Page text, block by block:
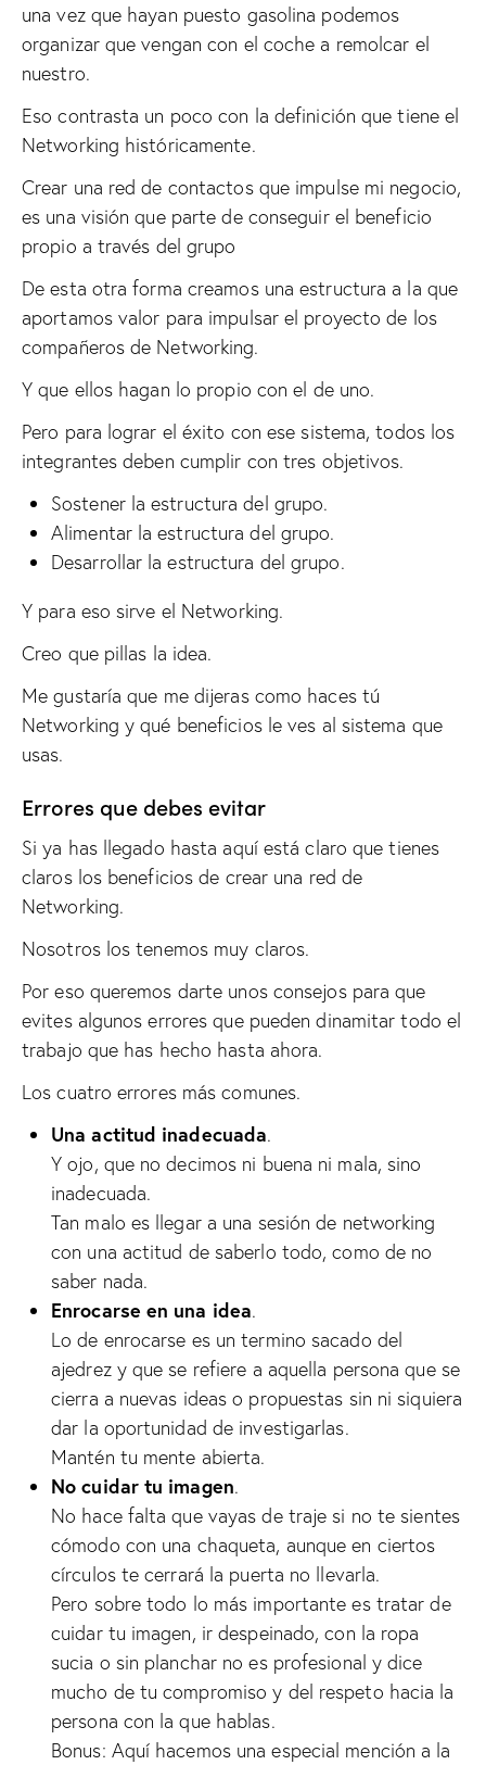
una vez que hayan puesto gasolina podemos
organizar que vengan con el coche a remolcar el
nuestro.
Eso contrasta un poco con la definición que tiene el
Networking históricamente.
Crear una red de contactos que impulse mi negocio,
es una visión que parte de conseguir el beneficio
propio a través del grupo
De esta otra forma creamos una estructura a la que
aportamos valor para impulsar el proyecto de los
compañeros de Networking.
Y que ellos hagan lo propio con el de uno.
Pero para lograr el éxito con ese sistema, todos los
integrantes deben cumplir con tres objetivos.
Sostener la estructura del grupo.
Alimentar la estructura del grupo.
Desarrollar la estructura del grupo.
Y para eso sirve el Networking.
Creo que pillas la idea.
Me gustaría que me dijeras como haces tú
Networking y qué beneficios le ves al sistema que
usas.
Errores que debes evitar
Si ya has llegado hasta aquí está claro que tienes
claros los beneficios de crear una red de
Networking.
Nosotros los tenemos muy claros.
Por eso queremos darte unos consejos para que
evites algunos errores que pueden dinamitar todo el
trabajo que has hecho hasta ahora.
Los cuatro errores más comunes.
Una actitud inadecuada.
Y ojo, que no decimos ni buena ni mala, sino
inadecuada.
Tan malo es llegar a una sesión de networking
con una actitud de saberlo todo, como de no
saber nada.
Enrocarse en una idea.
Lo de enrocarse es un termino sacado del
ajedrez y que se refiere a aquella persona que se
cierra a nuevas ideas o propuestas sin ni siquiera
dar la oportunidad de investigarlas.
Mantén tu mente abierta.
No cuidar tu imagen.
No hace falta que vayas de traje si no te sientes
cómodo con una chaqueta, aunque en ciertos
círculos te cerrará la puerta no llevarla.
Pero sobre todo lo más importante es tratar de
cuidar tu imagen, ir despeinado, con la ropa
sucia o sin planchar no es profesional y dice
mucho de tu compromiso y del respeto hacia la
persona con la que hablas.
Bonus: Aquí hacemos una especial mención a la